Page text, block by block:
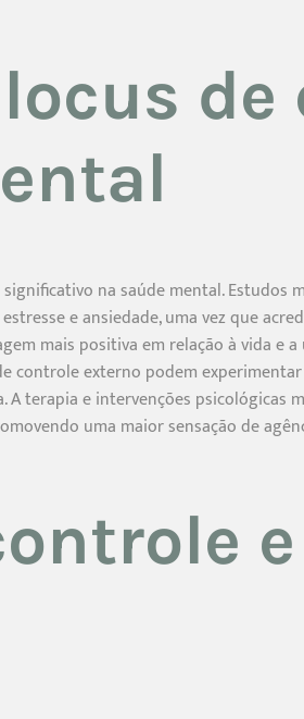
de
na saúde mental. Estudos
e ansiedade, uma vez que
mais positiva em relação à vida e
controle externo podem
terapia e intervenções psicológicas
uma maior sensação de